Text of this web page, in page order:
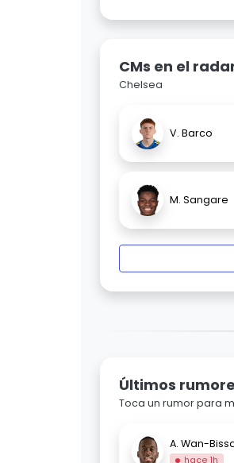
CMs en el
Chelsea
V. Barco
M. Sangare
Últimos
Toca un rumor para
A. Wan-
hace 1h